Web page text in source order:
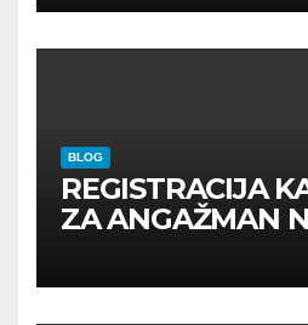
BLOG
REGISTRACIJA
ZA ANGAŽMAN